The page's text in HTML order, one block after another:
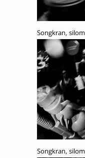
Songkran, silom
Songkran, silom